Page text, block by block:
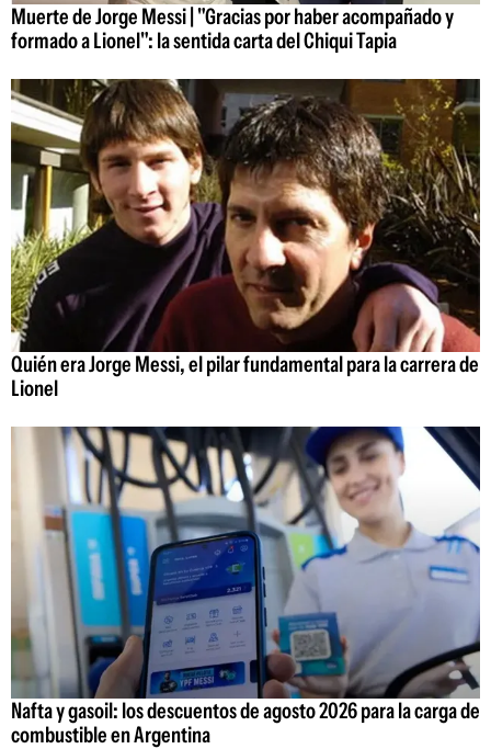
Muerte de Jorge Messi | "Gracias por haber acompañado y
formado a Lionel": la sentida carta del Chiqui Tapia
Quién era Jorge Messi, el pilar fundamental para la carrera de
Lionel
Nafta y gasoil: los descuentos de agosto 2026 para la carga de
combustible en Argentina